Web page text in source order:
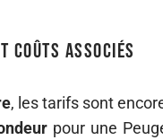
coûts associés
, les tarifs sont
pour une